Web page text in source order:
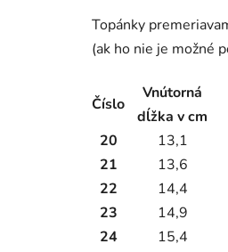
Topánky
(ak ho nie je možné
Číslo
Vnútorná
dĺžka v cm
20
13,1
21
13,6
22
14,4
23
14,9
24
15,4